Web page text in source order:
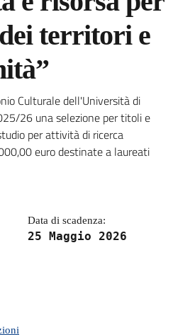
territori e
Culturale dell'Università di
26 una selezione per titoli e
per attività di ricerca
euro destinate a laureati
Data di scadenza:
25 Maggio 2026